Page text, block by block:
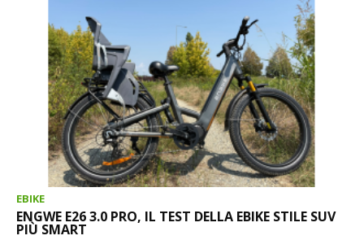
EBIKE
ENGWE E26 3.0 PRO, IL TEST DELLA EBIKE STILE SUV
PIÙ SMART